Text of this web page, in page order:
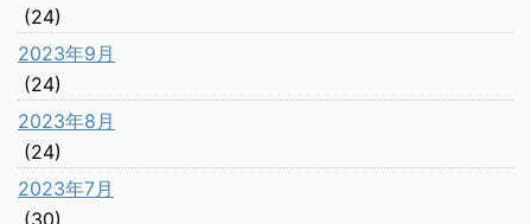
(24)
2023年9月
(24)
2023年8月
(24)
2023年7月